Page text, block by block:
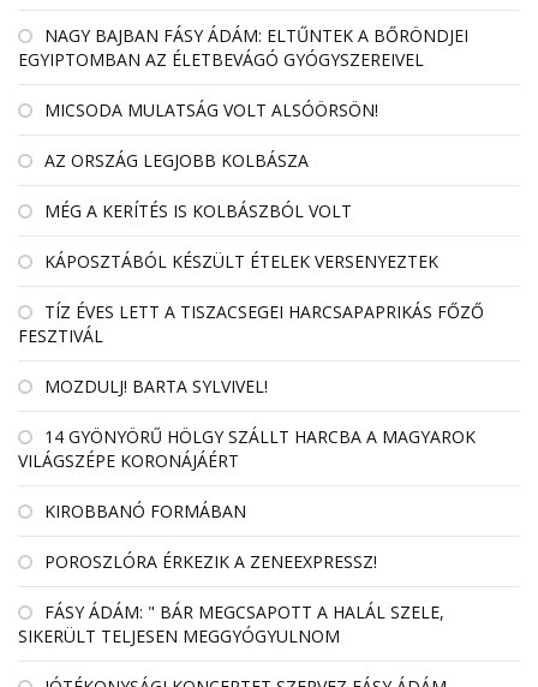
NAGY BAJBAN FÁSY ÁDÁM: ELTŰNTEK A BŐRÖNDJEI
EGYIPTOMBAN AZ ÉLETBEVÁGÓ GYÓGYSZEREIVEL
MICSODA MULATSÁG VOLT ALSÓÖRSÖN!
AZ ORSZÁG LEGJOBB KOLBÁSZA
MÉG A KERÍTÉS IS KOLBÁSZBÓL VOLT
KÁPOSZTÁBÓL KÉSZÜLT ÉTELEK VERSENYEZTEK
TÍZ ÉVES LETT A TISZACSEGEI HARCSAPAPRIKÁS FŐZŐ
FESZTIVÁL
MOZDULJ! BARTA SYLVIVEL!
14 GYÖNYÖRŰ HÖLGY SZÁLLT HARCBA A MAGYAROK
VILÁGSZÉPE KORONÁJÁÉRT
KIROBBANÓ FORMÁBAN
POROSZLÓRA ÉRKEZIK A ZENEEXPRESSZ!
FÁSY ÁDÁM: " BÁR MEGCSAPOTT A HALÁL SZELE,
SIKERÜLT TELJESEN MEGGYÓGYULNOM